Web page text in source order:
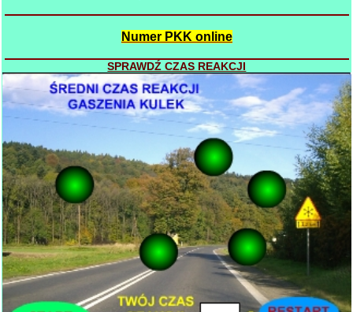
Numer PKK online
SPRAWDŹ CZAS REAKCJI